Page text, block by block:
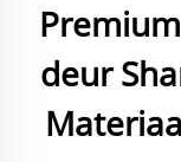
deur